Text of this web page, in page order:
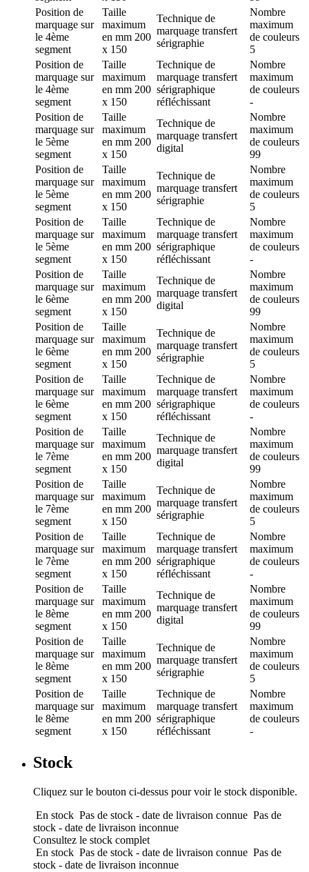
Position de
marquage sur
le 4ème
segment
Taille
maximum
en mm 200
x 150
Technique de
marquage transfert
sérigraphie
Nombre
maximum
de couleurs
5
Position de
marquage sur
le 4ème
segment
Taille
maximum
en mm 200
x 150
Technique de
marquage transfert
sérigraphique
réfléchissant
Nombre
maximum
de couleurs
-
Position de
marquage sur
le 5ème
segment
Taille
maximum
en mm 200
x 150
Technique de
marquage transfert
digital
Nombre
maximum
de couleurs
99
Position de
marquage sur
le 5ème
segment
Taille
maximum
en mm 200
x 150
Technique de
marquage transfert
sérigraphie
Nombre
maximum
de couleurs
5
Position de
marquage sur
le 5ème
segment
Taille
maximum
en mm 200
x 150
Technique de
marquage transfert
sérigraphique
réfléchissant
Nombre
maximum
de couleurs
-
Position de
marquage sur
le 6ème
segment
Taille
maximum
en mm 200
x 150
Technique de
marquage transfert
digital
Nombre
maximum
de couleurs
99
Position de
marquage sur
le 6ème
segment
Taille
maximum
en mm 200
x 150
Technique de
marquage transfert
sérigraphie
Nombre
maximum
de couleurs
5
Position de
marquage sur
le 6ème
segment
Taille
maximum
en mm 200
x 150
Technique de
marquage transfert
sérigraphique
réfléchissant
Nombre
maximum
de couleurs
-
Position de
marquage sur
le 7ème
segment
Taille
maximum
en mm 200
x 150
Technique de
marquage transfert
digital
Nombre
maximum
de couleurs
99
Position de
marquage sur
le 7ème
segment
Taille
maximum
en mm 200
x 150
Technique de
marquage transfert
sérigraphie
Nombre
maximum
de couleurs
5
Position de
marquage sur
le 7ème
segment
Taille
maximum
en mm 200
x 150
Technique de
marquage transfert
sérigraphique
réfléchissant
Nombre
maximum
de couleurs
-
Position de
marquage sur
le 8ème
segment
Taille
maximum
en mm 200
x 150
Technique de
marquage transfert
digital
Nombre
maximum
de couleurs
99
Position de
marquage sur
le 8ème
segment
Taille
maximum
en mm 200
x 150
Technique de
marquage transfert
sérigraphie
Nombre
maximum
de couleurs
5
Position de
marquage sur
le 8ème
segment
Taille
maximum
en mm 200
x 150
Technique de
marquage transfert
sérigraphique
réfléchissant
Nombre
maximum
de couleurs
-
Stock
Cliquez sur le bouton ci-dessus pour voir le stock disponible.
En stock Pas de stock - date de livraison connue Pas de
stock - date de livraison inconnue
Consultez le stock complet
En stock Pas de stock - date de livraison connue Pas de
stock - date de livraison inconnue